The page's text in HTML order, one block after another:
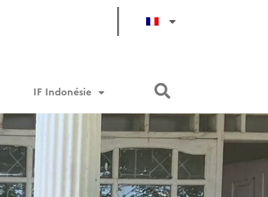
IF Indonésie